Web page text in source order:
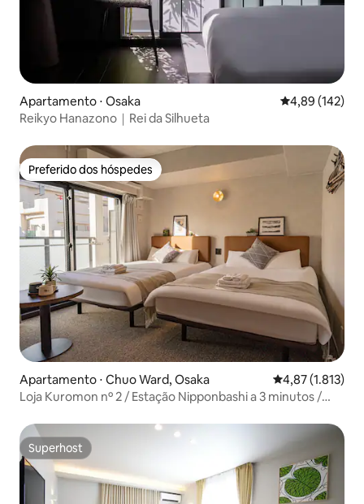
Apartamento ⋅ Osaka 4,89 de uma
4,89 (142)
Reikyo Hanazono｜Rei da Silhueta
Preferido dos hóspedes
Preferido dos hóspedes
Apartamento ⋅ Chuo Ward, Osaka 4,87 de uma
4,87 (1.813)
Loja Kuromon nº 2 / Estação Nipponbashi a 3 minutos /
Tsutenkaku / USJ / Acesso direto ao KIX
Superhost
Superhost